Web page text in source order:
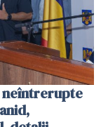
neîntrerupte